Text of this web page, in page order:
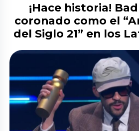
¡Hace historia!
coronado como el
del Siglo 21” en los